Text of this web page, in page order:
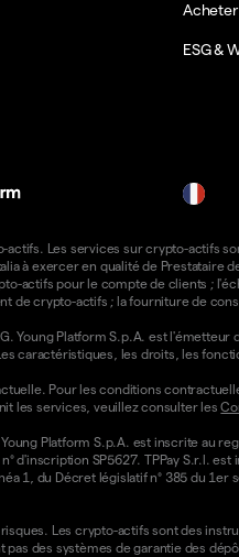
Acheter
ESG &
actifs. Les services sur crypto-actifs
à exercer en qualité de Prestataire
actifs pour le compte de clients ;
de crypto-actifs ; la fourniture de
Young Platform S.p.A. est
caractéristiques, les droits, les
Pour les conditions
les services, veuillez consulter les
Platform S.p.A. est inscrite au
d'inscription SP5627. TPPay S.r.l.
1, du Décret législatif n° 385 du 1er
Les crypto-actifs sont des
pas des systèmes de garantie des